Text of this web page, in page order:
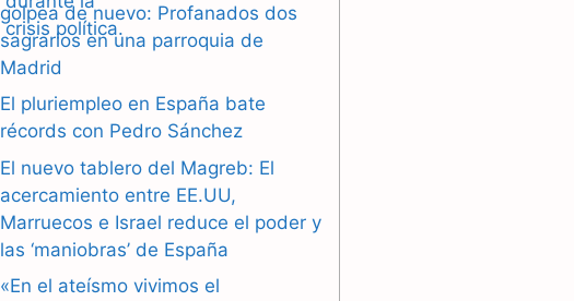
c
e
b
o
o
k
l
g
r
a
m
a
s
A
p
p
golpea de nuevo: Profanados dos
sagrarios en una parroquia de
Madrid
El pluriempleo en España bate
récords con Pedro Sánchez
El nuevo tablero del Magreb: El
acercamiento entre EE.UU,
Marruecos e Israel reduce el poder y
las ‘maniobras’ de España
«En el ateísmo vivimos el